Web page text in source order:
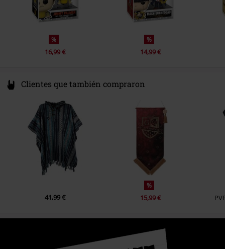
%
16,99 €
%
14,99 €
Clientes que también compraron
41,99 €
%
15,99 €